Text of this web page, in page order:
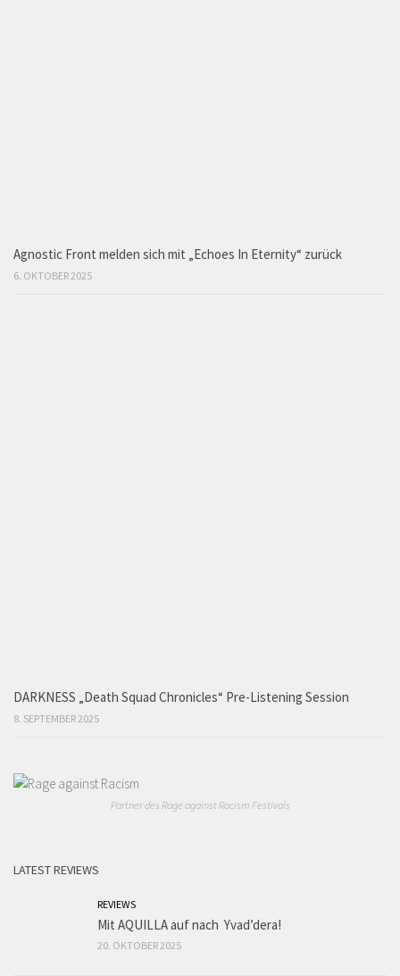
Agnostic Front melden sich mit „Echoes In Eternity“ zurück
6. OKTOBER 2025
DARKNESS „Death Squad Chronicles“ Pre-Listening Session
8. SEPTEMBER 2025
Partner des Rage against Racism Festivals
LATEST REVIEWS
REVIEWS
Mit AQUILLA auf nach Yvad’dera!
20. OKTOBER 2025